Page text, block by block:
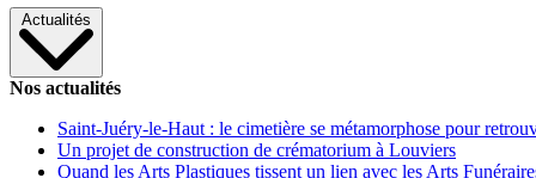
Actualités
Nos actualités
Saint-Juéry-le-Haut : le cimetière se métamorphose pour
Un projet de construction de crématorium à Louviers
Quand les Arts Plastiques tissent un lien avec les Arts